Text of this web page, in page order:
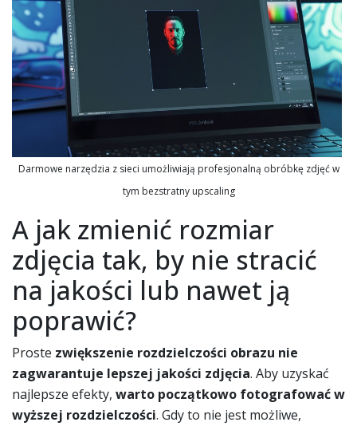
Darmowe narzędzia z sieci umożliwiają profesjonalną obróbkę zdjęć w
tym bezstratny upscaling
A jak zmienić rozmiar
zdjęcia tak, by nie stracić
na jakości lub nawet ją
poprawić?
Proste zwiększenie rozdzielczości obrazu nie
zagwarantuje lepszej jakości zdjęcia. Aby uzyskać
najlepsze efekty, warto początkowo fotografować w
wyższej rozdzielczości. Gdy to nie jest możliwe,